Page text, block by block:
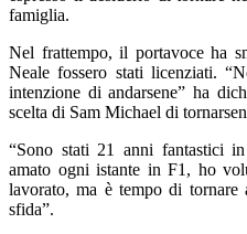
famiglia.
Nel frattempo, il portavoce ha
Neale fossero stati licenziati.
intenzione di andarsene” ha
scelta di Sam Michael di
“Sono stati 21 anni fantastici
amato ogni istante in F1, ho
lavorato, ma è tempo di tornare
sfida”.